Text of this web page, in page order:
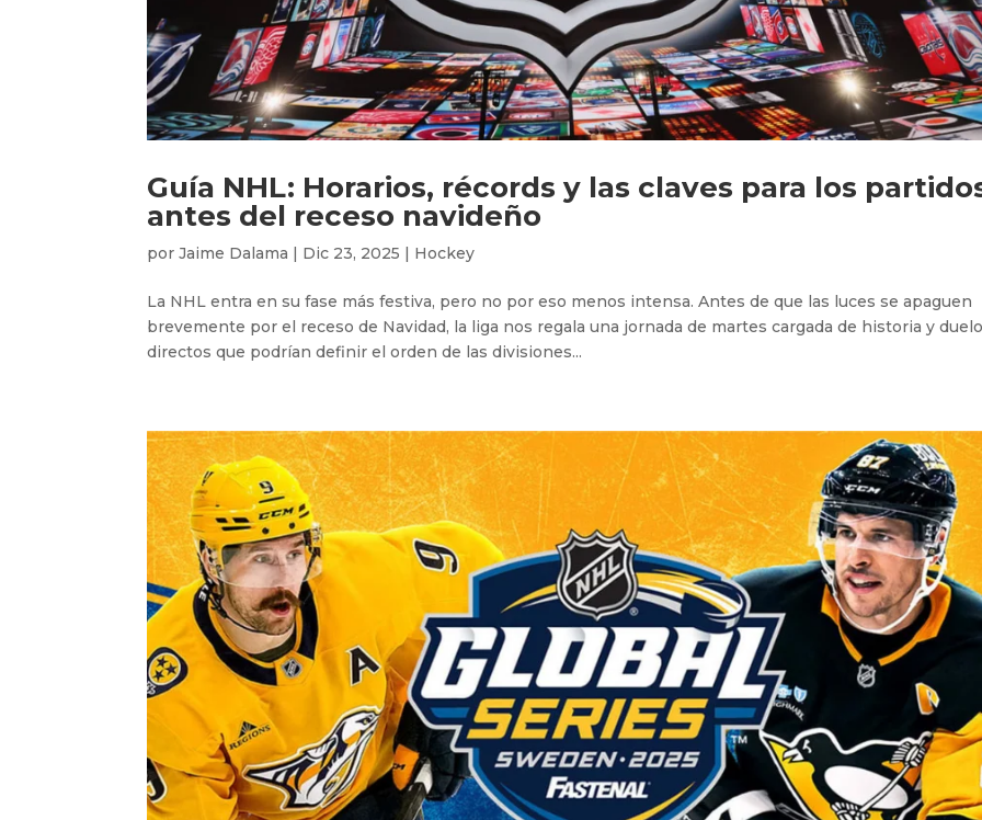
Guía NHL: Horarios, récords y las claves para los
antes del receso navideño
porJaime Dalama | Dic 23, 2025 | Hockey
La NHL entra en su fase más festiva, pero no por eso menos intensa. Antes de que las luces se apaguen
brevemente por el receso de Navidad, la liga nos regala una jornada de martes cargada de historia y
directos que podrían definir el orden de las divisiones...